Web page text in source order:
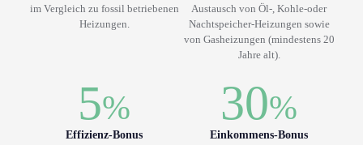
im Vergleich zu fossil betriebenen
Heizungen.
Austausch von Öl-, Kohle-oder
Nachtspeicher-Heizungen sowie
von Gasheizungen (mindestens 20
Jahre alt).
5%
Effizienz-Bonus
30%
Einkommens-Bonus